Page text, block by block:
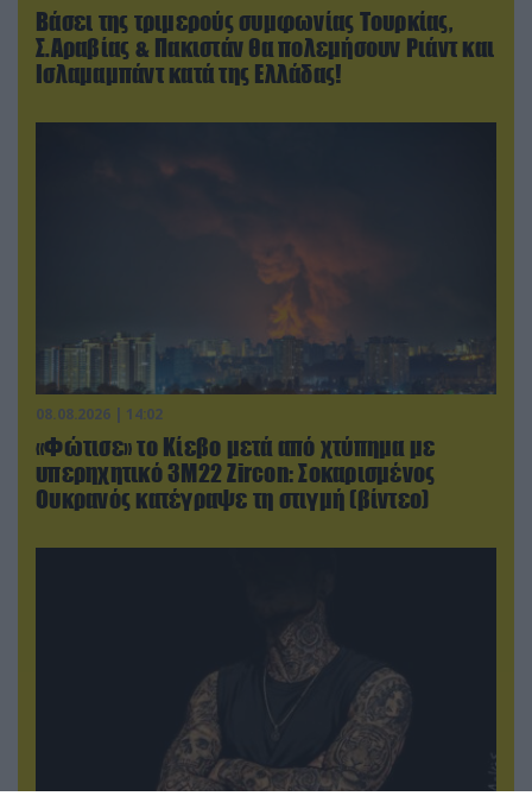
Βάσει της τριμερούς συμφωνίας Τουρκίας,
Σ.Αραβίας & Πακιστάν θα πολεμήσουν Ριάντ και
Ισλαμαμπάντ κατά της Ελλάδας!
08.08.2026 | 14:02
«Φώτισε» το Κίεβο μετά από χτύπημα με
υπερηχητικό 3M22 Zircon: Σοκαρισμένος
Ουκρανός κατέγραψε τη στιγμή (βίντεο)